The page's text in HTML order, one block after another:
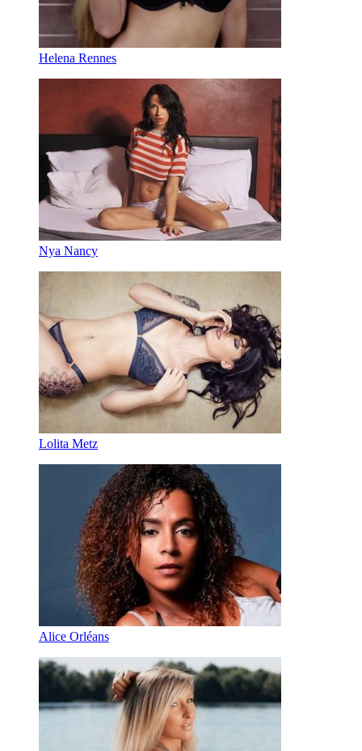
Helena Rennes
Nya Nancy
Lolita Metz
Alice Orléans